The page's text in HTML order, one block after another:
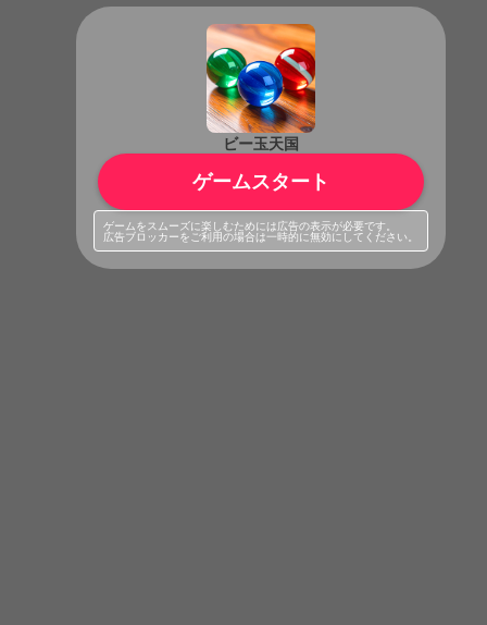
ビー玉天国
ゲームスタート
ゲームをスムーズに楽しむためには広告の表示が必要です。
広告ブロッカーをご利用の場合は一時的に無効にしてください。